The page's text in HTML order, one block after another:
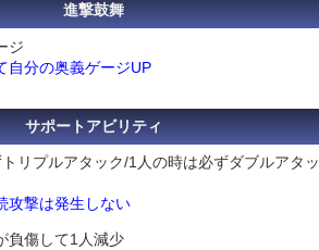
進撃鼓舞
ジ
分の奥義ゲージUP
サポートアビリティ
リプルアタック/1人の時は必ずダブルアタッ
攻撃は発生しない
負傷して1人減少